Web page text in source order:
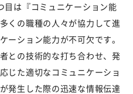
目は『コミュニケーション能
くの職種の人々が協力して進
ーション能力が不可欠です。
との技術的な打ち合わせ、発
じた適切なコミュニケーショ
発生した際の迅速な情報伝達